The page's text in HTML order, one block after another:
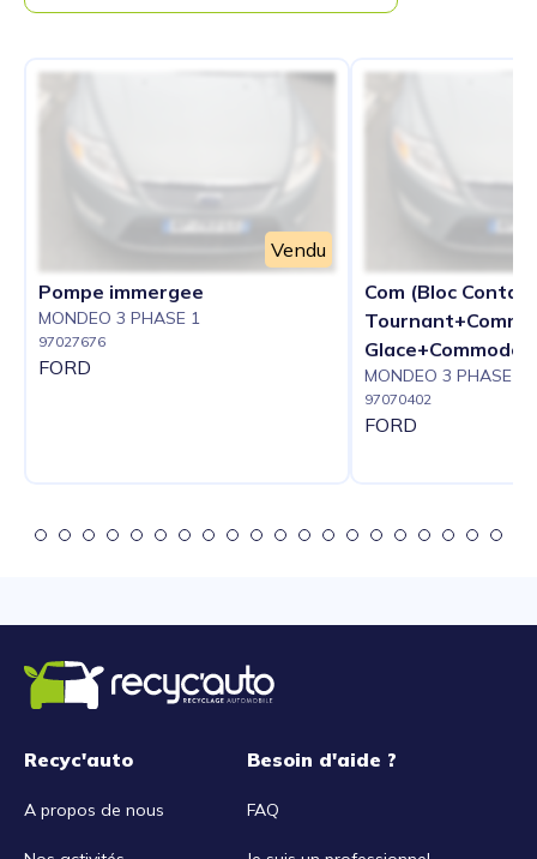
Vendu
Pompe immergee
MONDEO 3 PHASE 1
97027676
FORD
Com (Bloc
Glace+Commodo
MONDEO 3 PHASE 1
97070402
FORD
Recyc'auto
A propos de nous
Besoin d'aide ?
FAQ